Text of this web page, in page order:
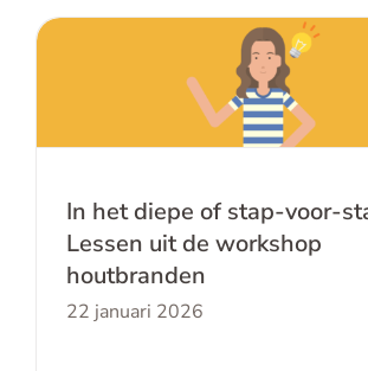
In het diepe of stap-voor-
uit de workshop
In het diepe of stap-voor-
Lessen uit de workshop
houtbranden
22 januari 2026